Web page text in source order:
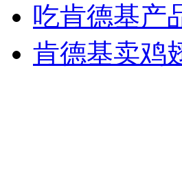
安徽一实载49人客车翻车
吃肯德基产
肯德基卖鸡